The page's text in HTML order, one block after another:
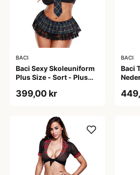
BACI
Baci Sexy Skoleuniform
Plus Size - Sort - Plus
399,00 kr
BACI
Baci